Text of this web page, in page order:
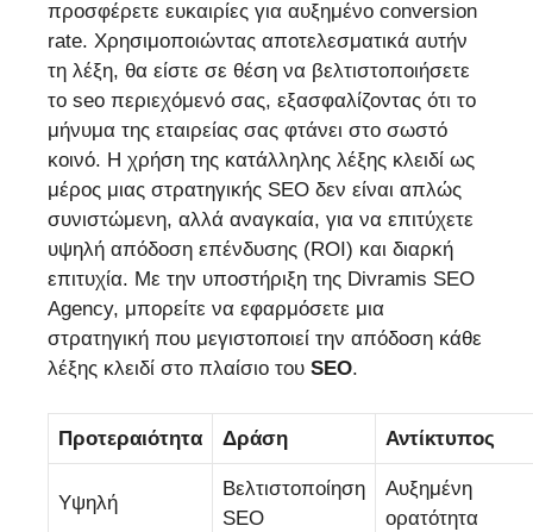
προσφέρετε ευκαιρίες για αυξημένο conversion
rate. Χρησιμοποιώντας αποτελεσματικά αυτήν
τη λέξη, θα είστε σε θέση να βελτιστοποιήσετε
το seo περιεχόμενό σας, εξασφαλίζοντας ότι το
μήνυμα της εταιρείας σας φτάνει στο σωστό
κοινό. Η χρήση της κατάλληλης λέξης κλειδί ως
μέρος μιας στρατηγικής SEO δεν είναι απλώς
συνιστώμενη, αλλά αναγκαία, για να επιτύχετε
υψηλή απόδοση επένδυσης (ROI) και διαρκή
επιτυχία. Με την υποστήριξη της Divramis SEO
Agency, μπορείτε να εφαρμόσετε μια
στρατηγική που μεγιστοποιεί την απόδοση κάθε
λέξης κλειδί στο πλαίσιο του SEO.
Προτεραιότητα Δράση Αντίκτυπος
Υψηλή
Βελτιστοποίηση
SEO
Αυξημένη
ορατότητα